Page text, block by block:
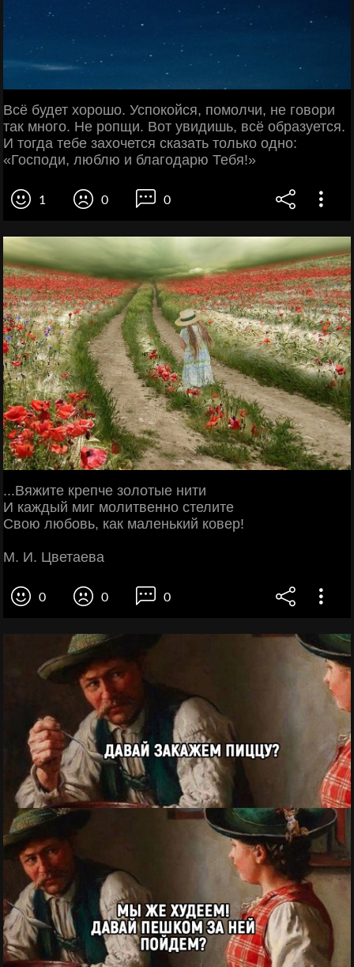
Всё будет хорошо. Успокойся, помолчи, не говори
так много. Не ропщи. Вот увидишь, всё образуется.
И тогда тебе захочется сказать только одно:
«Господи, люблю и благодарю Тебя!»
1 0 0
...Вяжите крепче золотые нити
И каждый миг молитвенно стелите
Свою любовь, как маленький ковер!
М. И. Цветаева
0 0 0